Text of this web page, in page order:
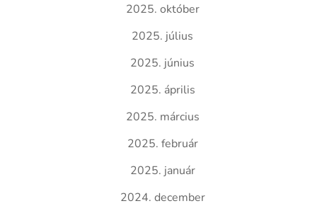
2025. október
2025. július
2025. június
2025. április
2025. március
2025. február
2025. január
2024. december